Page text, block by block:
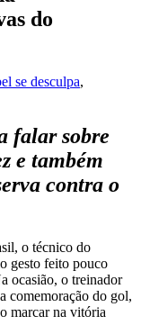
do
se desculpa,
falar sobre
e também
contra o
o técnico do
gesto feito pouco
ocasião, o treinador
comemoração do gol,
marcar na vitória